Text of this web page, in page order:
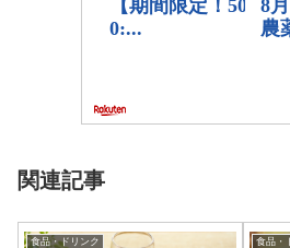
関連記事
食品・ドリンク 食品・